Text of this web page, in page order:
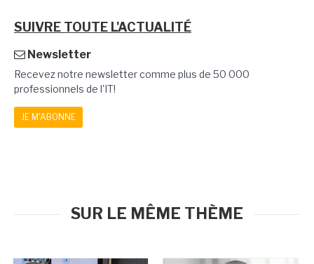
SUIVRE TOUTE L'ACTUALITÉ
Newsletter
Recevez notre newsletter comme plus de 50 000
professionnels de l'IT!
JE M'ABONNE
SUR LE MÊME THÈME